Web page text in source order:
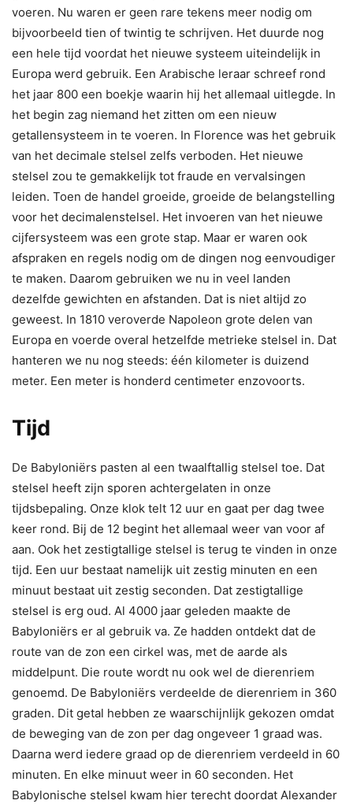
voeren. Nu waren er geen rare tekens meer nodig om
bijvoorbeeld tien of twintig te schrijven. Het duurde nog
een hele tijd voordat het nieuwe systeem uiteindelijk in
Europa werd gebruik. Een Arabische leraar schreef rond
het jaar 800 een boekje waarin hij het allemaal uitlegde. In
het begin zag niemand het zitten om een nieuw
getallensysteem in te voeren. In Florence was het gebruik
van het decimale stelsel zelfs verboden. Het nieuwe
stelsel zou te gemakkelijk tot fraude en vervalsingen
leiden. Toen de handel groeide, groeide de belangstelling
voor het decimalenstelsel. Het invoeren van het nieuwe
cijfersysteem was een grote stap. Maar er waren ook
afspraken en regels nodig om de dingen nog eenvoudiger
te maken. Daarom gebruiken we nu in veel landen
dezelfde gewichten en afstanden. Dat is niet altijd zo
geweest. In 1810 veroverde Napoleon grote delen van
Europa en voerde overal hetzelfde metrieke stelsel in. Dat
hanteren we nu nog steeds: één kilometer is duizend
meter. Een meter is honderd centimeter enzovoorts.
Tijd
De Babyloniërs pasten al een twaalftallig stelsel toe. Dat
stelsel heeft zijn sporen achtergelaten in onze
tijdsbepaling. Onze klok telt 12 uur en gaat per dag twee
keer rond. Bij de 12 begint het allemaal weer van voor af
aan. Ook het zestigtallige stelsel is terug te vinden in onze
tijd. Een uur bestaat namelijk uit zestig minuten en een
minuut bestaat uit zestig seconden. Dat zestigtallige
stelsel is erg oud. Al 4000 jaar geleden maakte de
Babyloniërs er al gebruik va. Ze hadden ontdekt dat de
route van de zon een cirkel was, met de aarde als
middelpunt. Die route wordt nu ook wel de dierenriem
genoemd. De Babyloniërs verdeelde de dierenriem in 360
graden. Dit getal hebben ze waarschijnlijk gekozen omdat
de beweging van de zon per dag ongeveer 1 graad was.
Daarna werd iedere graad op de dierenriem verdeeld in 60
minuten. En elke minuut weer in 60 seconden. Het
Babylonische stelsel kwam hier terecht doordat Alexander